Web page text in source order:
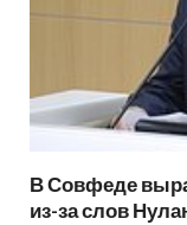
В Совфеде
из-за слов